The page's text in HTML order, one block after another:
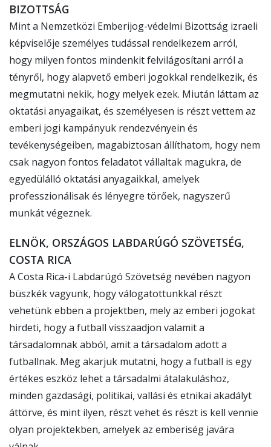
BIZOTTSÁG
Mint a Nemzetközi Emberijog-védelmi Bizottság izraeli
képviselője személyes tudással rendelkezem arról,
hogy milyen fontos mindenkit felvilágosítani arról a
tényről, hogy alapvető emberi jogokkal rendelkezik, és
megmutatni nekik, hogy melyek ezek. Miután láttam az
oktatási anyagaikat, és személyesen is részt vettem az
emberi jogi kampányuk rendezvényein és
tevékenységeiben, magabiztosan állíthatom, hogy nem
csak nagyon fontos feladatot vállaltak magukra, de
egyedülálló oktatási anyagaikkal, amelyek
professzionálisak és lényegre törőek, nagyszerű
munkát végeznek.
ELNÖK, ORSZÁGOS LABDARÚGÓ SZÖVETSÉG,
COSTA RICA
A Costa Rica-i Labdarúgó Szövetség nevében nagyon
büszkék vagyunk, hogy válogatottunkkal részt
vehetünk ebben a projektben, mely az emberi jogokat
hirdeti, hogy a futball visszaadjon valamit a
társadalomnak abból, amit a társadalom adott a
futballnak. Meg akarjuk mutatni, hogy a futball is egy
értékes eszköz lehet a társadalmi átalakuláshoz,
minden gazdasági, politikai, vallási és etnikai akadályt
áttörve, és mint ilyen, részt vehet és részt is kell vennie
olyan projektekben, amelyek az emberiség javára